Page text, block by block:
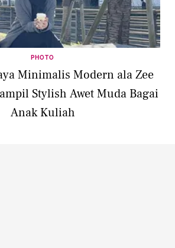
PHOTO
Minimalis Modern ala Zee
Stylish Awet Muda Bagai
Anak Kuliah